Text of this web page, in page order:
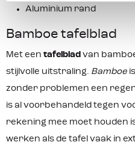
Aluminium rand
Bamboe tafelblad
Met een tafelblad van
stijlvolle uitstraling. Bamboe
zonder problemen een
is al voorbehandeld tegen
rekening mee moet houden
werken als de tafel vaak in